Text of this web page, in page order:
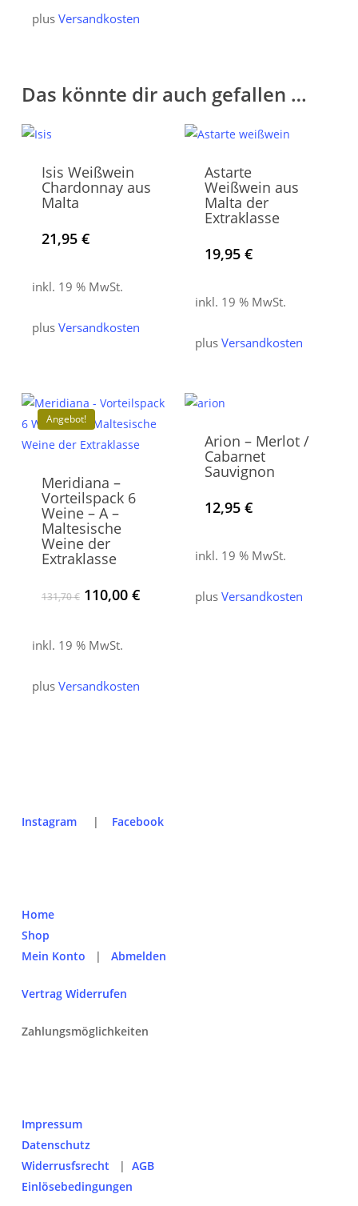
plus Versandkosten
Das könnte dir auch gefallen …
Isis Weißwein
Chardonnay aus
Malta
21,95 €
inkl. 19 % MwSt.
plus Versandkosten
Astarte
Weißwein aus
Malta der
Extraklasse
19,95€
inkl. 19 % MwSt.
plusVersandkosten
Angebot!
Meridiana –
Vorteilspack 6
Weine – A –
Maltesische
Weine der
Extraklasse
131,70€ Ursprünglicher
131,70 €
110,00 €Aktueller
inkl. 19 % MwSt.
plus Versandkosten
Arion – Merlot /
Cabarnet
Sauvignon
12,95€
inkl. 19 % MwSt.
plusVersandkosten
Instagram| Facebook
Home
Shop
Mein Konto | Abmelden
Vertrag Widerrufen
Zahlungsmöglichkeiten
Impressum
Datenschutz
Widerrusfsrecht | AGB
Einlösebedingungen